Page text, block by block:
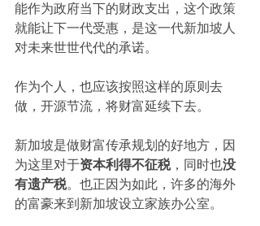
能作为政府当下的财政支出，这个政策
就能让下一代受惠，是这一代新加坡人
对未来世世代代的承诺。
作为个人，也应该按照这样的原则去
做，开源节流，将财富延续下去。
新加坡是做财富传承规划的好地方，因
为这里对于资本利得不征税 ，同时也没
有遗产税。也正因为如此，许多的海外
的富豪来到新加坡设立家族办公室。